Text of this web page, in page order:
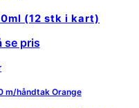
(12 stk i kart)
se pris